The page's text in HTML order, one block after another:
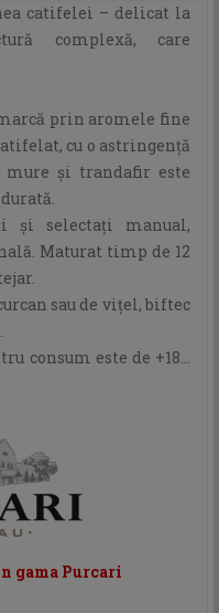
catifelei – delicat la
complexă, care
prin aromele fine
cu o astringenţă
mure şi trandafir este
şi selectaţi manual,
Maturat timp de 12
sau de viţel, biftec
consum este de +18…
gama Purcari